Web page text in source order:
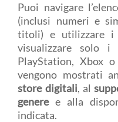
Puoi navigare
(inclusi numeri e
titoli) e utilizzare i
visualizzare solo i
PlayStation, Xbox
vengono mostrati
store digitali, al
generee alla
indicata.